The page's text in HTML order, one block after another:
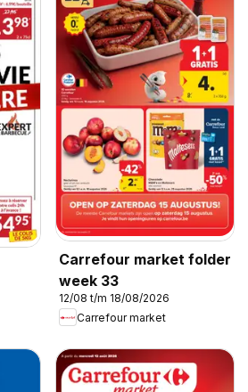
Carrefour market folder
week 33
12/08 t/m 18/08/2026
Carrefour market